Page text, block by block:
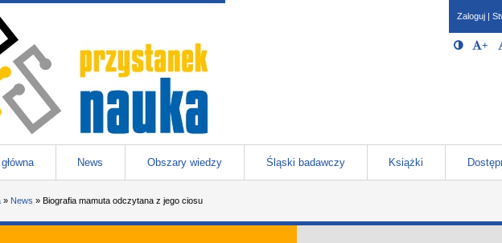
News Obszary wiedzy Śląski badawczy Książki
Zaloguj |
Opcje
Włącz/
+
» News » Biografia mamuta odczytana z jego ciosu